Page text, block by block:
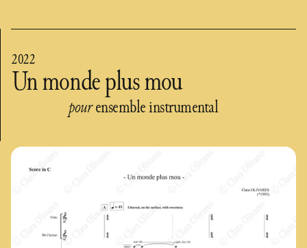
Un monde plus mou
2022
pourensemble instrumental